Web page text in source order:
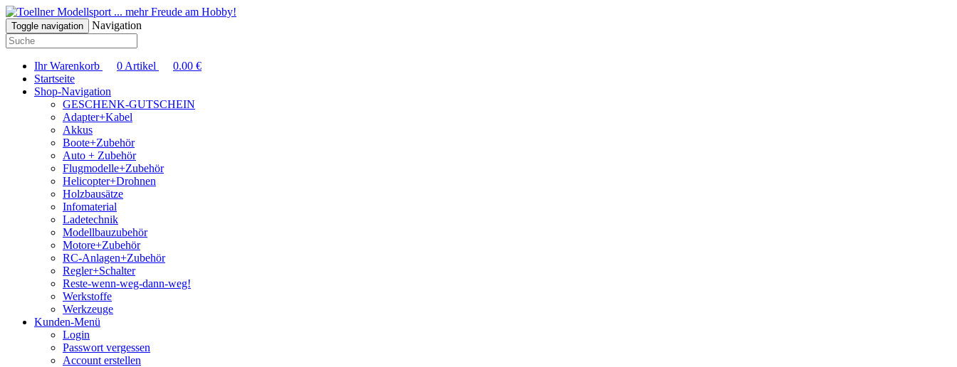
... mehr Freude am Hobby!
Toggle navigation Navigation
Ihr Warenkorb 0 Artikel 0.00 €
Startseite
Shop-Navigation
GESCHENK-GUTSCHEIN
Adapter+Kabel
Akkus
Boote+Zubehör
Auto + Zubehör
Flugmodelle+Zubehör
Helicopter+Drohnen
Holzbausätze
Infomaterial
Ladetechnik
Modellbauzubehör
Motore+Zubehör
RC-Anlagen+Zubehör
Regler+Schalter
Reste-wenn-weg-dann-weg!
Werkstoffe
Werkzeuge
Kunden-Menü
Login
Passwort vergessen
Account erstellen